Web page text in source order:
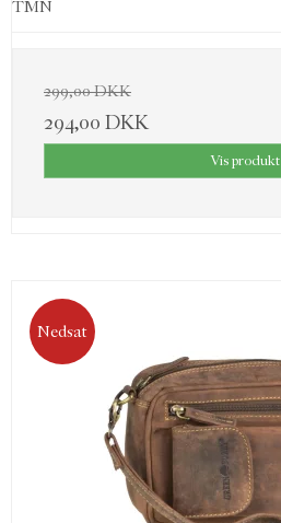
TMN
299,00 DKK
294,00 DKK
Vis produkt
Nedsat